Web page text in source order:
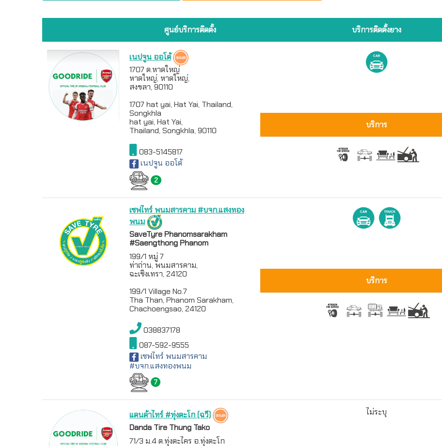
ศูนย์บริการติดตั้ง บริการติดตั้งยาง
เนปจูน ออโต้
1707 ต.หาดใหญ่
หาดใหญ่, หาดใหญ่,
สงขลา, 90110
1707 hat yai, Hat Yai, Thailand,
Songkhla
hat yai, Hat Yai,
Thailand, Songkhla, 90110
083-5145817
เนปจูน ออโต้
2
บริการ
เซฟไทร์ พนมสารคาม #บจก.แสงทอง
พนม
SaveTyre Phanomsarakham
#Saengthong Phanom
199/1 หมู่ 7
ท่าถ่าน, พนมสารคาม,
ฉะเชิงเทรา, 24120
199/1 Village No.7
Tha Than, Phanom Sarakham,
Chachoengsao, 24120
038837178
087-592-9555
เซฟไทร์ พนมสารคาม
#บจก.แสงทองพนม
7
บริการ
แดนด้าไทร์ #ทุ่งตะโก (ฉวี)
Danda Tire Thung Tako
71/3 ม.4 ต.ทุ่งตะไคร อ.ทุ่งตะโก
ไม่ระบุ